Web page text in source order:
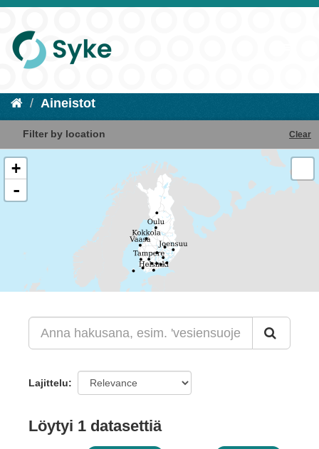
Aineistot
Filter by location Clear
+
-
Lajittelu
Löytyi 1 datasettiä